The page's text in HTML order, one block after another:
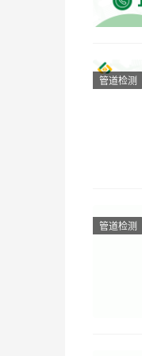
管道检测
管道检测